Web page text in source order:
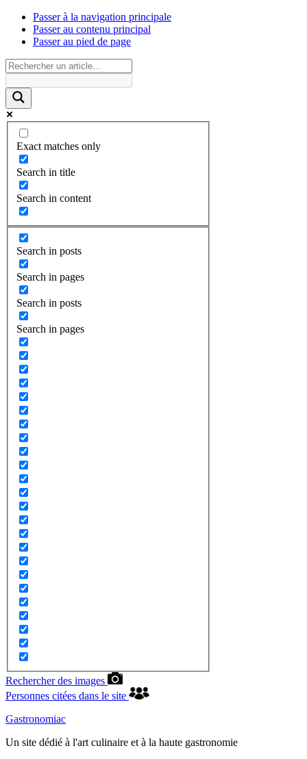
Passer à la navigation principale
Passer au contenu principal
Passer au pied de page
Exact matches only
Search in title
Search in content
Search in posts
Search in pages
Search in posts
Search in pages
Rechercher des images
Personnes citées dans le site
Gastronomiac
Un site dédié à l'art culinaire et à la haute gastronomie